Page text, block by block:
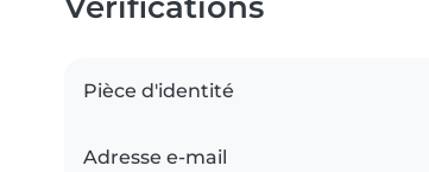
Pièce d'identité
Adresse e-mail